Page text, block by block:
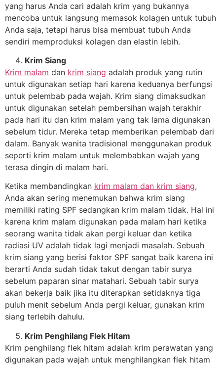
yang harus Anda cari adalah krim yang bukannya
mencoba untuk langsung memasok kolagen untuk tubuh
Anda saja, tetapi harus bisa membuat tubuh Anda
sendiri memproduksi kolagen dan elastin lebih.
Krim Siang
Krim malam dan krim siang adalah produk yang rutin
untuk digunakan setiap hari karena keduanya berfungsi
untuk pelembab pada wajah. Krim siang dimaksudkan
untuk digunakan setelah pembersihan wajah terakhir
pada hari itu dan krim malam yang tak lama digunakan
sebelum tidur. Mereka tetap memberikan pelembab dari
dalam. Banyak wanita tradisional menggunakan produk
seperti krim malam untuk melembabkan wajah yang
terasa dingin di malam hari.
Ketika membandingkan krim malam dan krim siang,
Anda akan sering menemukan bahwa krim siang
memiliki rating SPF sedangkan krim malam tidak. Hal ini
karena krim malam digunakan pada malam hari ketika
seorang wanita tidak akan pergi keluar dan ketika
radiasi UV adalah tidak lagi menjadi masalah. Sebuah
krim siang yang berisi faktor SPF sangat baik karena ini
berarti Anda sudah tidak takut dengan tabir surya
sebelum paparan sinar matahari. Sebuah tabir surya
akan bekerja baik jika itu diterapkan setidaknya tiga
puluh menit sebelum Anda pergi keluar, gunakan krim
siang terlebih dahulu.
Krim Penghilang Flek Hitam
Krim penghilang flek hitam adalah krim perawatan yang
digunakan pada wajah untuk menghilangkan flek hitam